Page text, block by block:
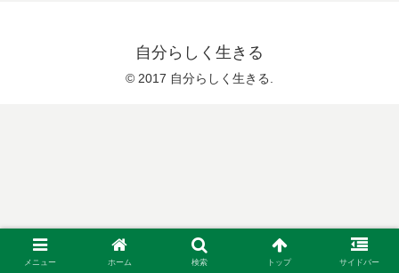
自分らしく生きる
© 2017 自分らしく生きる.
メニュー ホーム 検索 トップ サイドバー